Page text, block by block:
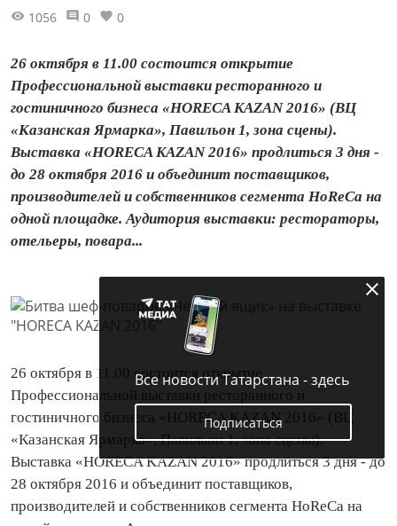
1056 0 0
26 октября в 11.00 состоится открытие
Профессиональной выставки ресторанного и
гостиничного бизнеса «HORECA KAZAN 2016» (ВЦ
«Казанская Ярмарка», Павильон 1, зона сцены).
Выставка «HORECA KAZAN 2016» продлиться 3 дня -
до 28 октября 2016 и объединит поставщиков,
производителей и собственников сегмента HoReCa на
одной площадке. Аудитория выставки: рестораторы,
отельеры, повара...
26 октября в 11.00 состоится открытие
Профессиональной выставки ресторанного и
гостиничного бизнеса «HORECA KAZAN 2016» (ВЦ
«Казанская Ярмарка», Павильон 1, зона сцены).
Выставка «HORECA KAZAN 2016» продлиться 3 дня - до
28 октября 2016 и объединит поставщиков,
производителей и собственников сегмента HoReCa на
Все новости Татарстана - здесь
Подписаться